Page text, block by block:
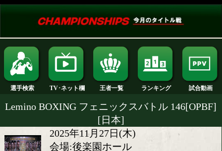
王者一覧
Lemino BOXING フェニックスバトル